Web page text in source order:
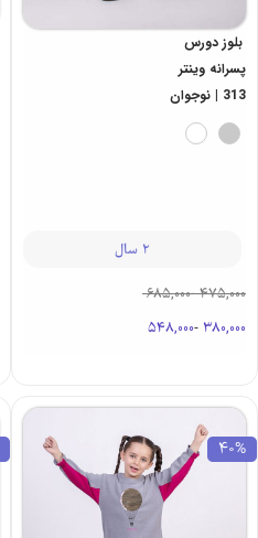
بلوز دورس
پسرانه وینتر
313 | نوجوان
2 سال
475,000
-
685,000
380,000
-
548,000
40%